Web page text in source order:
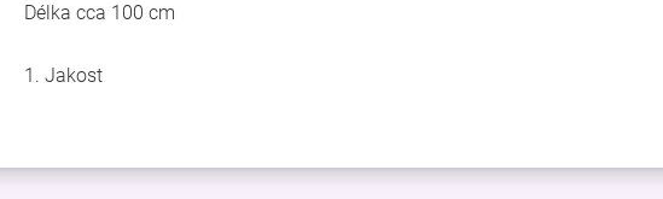
Délka cca 100 cm
1. Jakost
Z